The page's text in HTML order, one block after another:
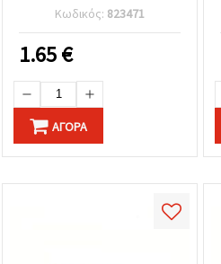
Κωδικός: 823471
1.65€
ΑΓΟΡΆ